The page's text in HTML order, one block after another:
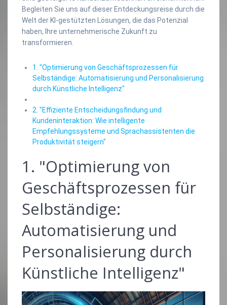
Begleiten Sie uns auf dieser Entdeckungsreise durch die
Welt der KI-gestützten Lösungen, die das Potenzial
haben, Ihre unternehmerische Zukunft zu
transformieren.
1. "Optimierung von Geschäftsprozessen für
Selbständige: Automatisierung und Personalisierung
durch Künstliche Intelligenz"
2. "Effiziente Entscheidungsfindung und
Kundeninteraktion: Wie intelligente
Empfehlungssysteme und Sprachassistenten die
Produktivität steigern"
1. "Optimierung von
Geschäftsprozessen für
Selbständige:
Automatisierung und
Personalisierung durch
Künstliche Intelligenz"